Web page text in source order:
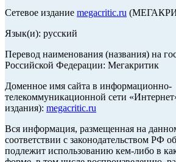
Сетевое издание megacritic.ru
Язык(и): русский
Перевод наименования (названия) на
Российской Федерации: Мегакритик
Доменное имя сайта в информационно-
телекоммуникационной сети
издания): megacritic.ru
Вся информация, размещенная на
соответствии с законодательством РФ
подлежит использованию кем-либо в